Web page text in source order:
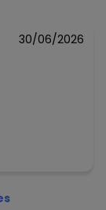
N/D*
30/06/2026